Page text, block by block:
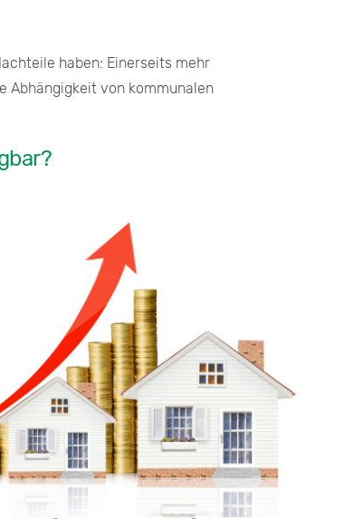
haben: Einerseits mehr
Abhängigkeit von kommunalen